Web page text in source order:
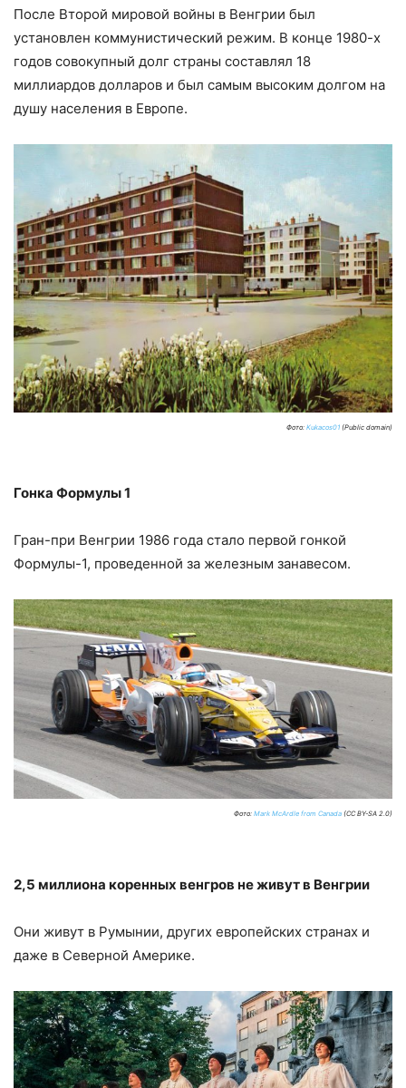
После Второй мировой войны в Венгрии был
установлен коммунистический режим. В конце 1980-х
годов совокупный долг страны составлял 18
миллиардов долларов и был самым высоким долгом на
душу населения в Европе.
Фото: Kukacos01 (Public domain)
Гонка Формулы 1
Гран-при Венгрии 1986 года стало первой гонкой
Формулы-1, проведенной за железным занавесом.
Фото: Mark McArdle from Canada (CC BY-SA 2.0)
2,5 миллиона коренных венгров не живут в Венгрии
Они живут в Румынии, других европейских странах и
даже в Северной Америке.